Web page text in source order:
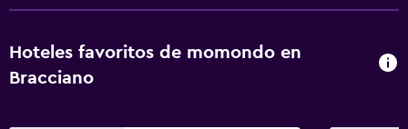
Instalaciones para reuniones
Hoteles favoritos de momondo en
Bracciano